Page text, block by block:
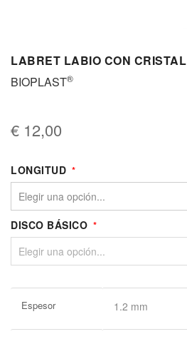
LABRET LABIO CON CRISTAL
BIOPLAST®
€ 12,00
LONGITUD
DISCO BÁSICO
Información
Espesor 1.2 mm